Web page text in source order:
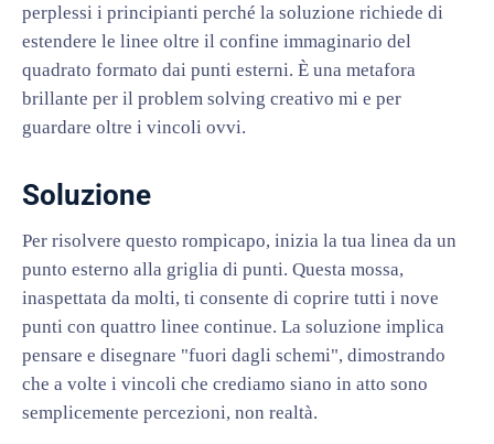
perplessi i principianti perché la soluzione richiede di
estendere le linee oltre il confine immaginario del
quadrato formato dai punti esterni. È una metafora
brillante per il problem solving creativo mi e per
guardare oltre i vincoli ovvi.
Soluzione
Per risolvere questo rompicapo, inizia la tua linea da un
punto esterno alla griglia di punti. Questa mossa,
inaspettata da molti, ti consente di coprire tutti i nove
punti con quattro linee continue. La soluzione implica
pensare e disegnare "fuori dagli schemi", dimostrando
che a volte i vincoli che crediamo siano in atto sono
semplicemente percezioni, non realtà.